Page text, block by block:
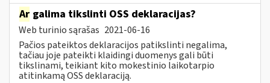
Ar galima tikslinti OSS deklaracijas?
Web turinio sąrašas 2021-06-16
Pačios pateiktos deklaracijos patikslinti negalima,
tačiau joje pateikti klaidingi duomenys gali būti
tikslinami, teikiant kito mokestinio laikotarpio
atitinkamą OSS deklaraciją.